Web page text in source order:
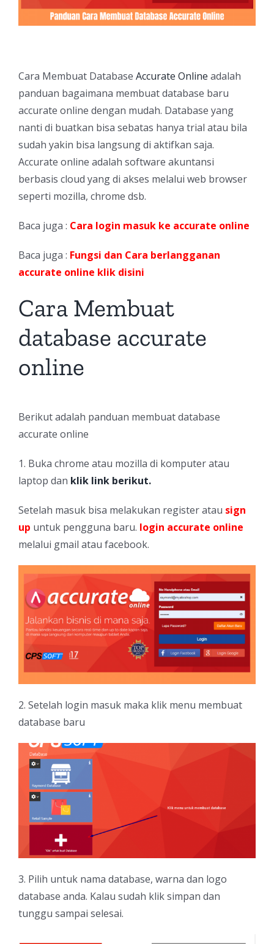
Cara Membuat Database Accurate Online adalah
panduan bagaimana membuat database baru
accurate online dengan mudah. Database yang
nanti di buatkan bisa sebatas hanya trial atau bila
sudah yakin bisa langsung di aktifkan saja.
Accurate online adalah software akuntansi
berbasis cloud yang di akses melalui web browser
seperti mozilla, chrome dsb.
Baca juga : Cara login masuk ke accurate online
Baca juga : Fungsi dan Cara berlangganan
accurate online klik disini
Cara Membuat
database accurate
online
Berikut adalah panduan membuat database
accurate online
1. Buka chrome atau mozilla di komputer atau
laptop dan klik link berikut.
Setelah masuk bisa melakukan register atau sign
up untuk pengguna baru. login accurate online
melalui gmail atau facebook.
2. Setelah login masuk maka klik menu membuat
database baru
3. Pilih untuk nama database, warna dan logo
database anda. Kalau sudah klik simpan dan
tunggu sampai selesai.